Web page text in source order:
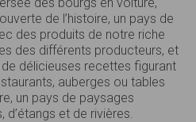
de l’histoire, un pays de
des produits de notre riche
des différents producteurs, et
de délicieuses recettes figurant
auberges ou tables
un pays de paysages
et de rivières.